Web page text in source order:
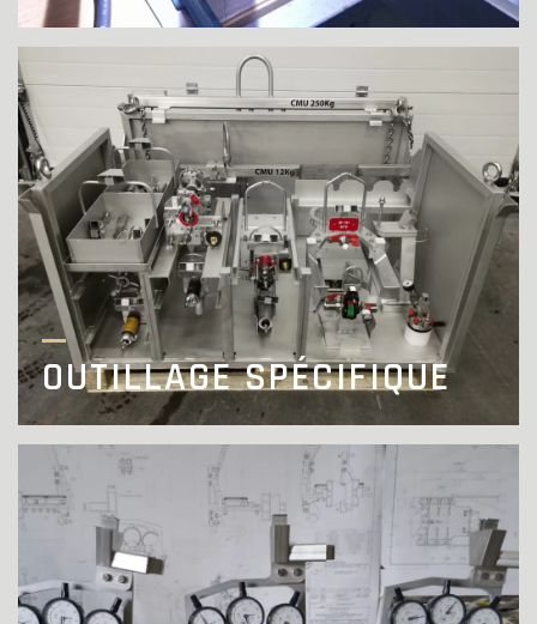
OUTILLAGE SPÉCIFIQUE